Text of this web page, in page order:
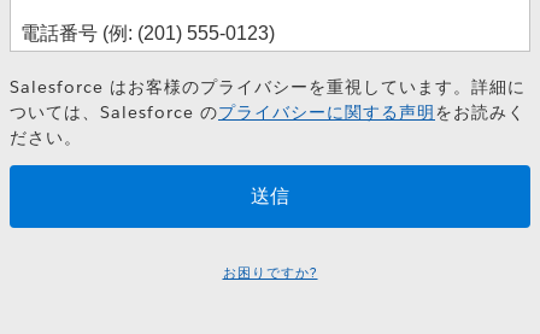
Salesforce はお客様のプライバシーを重視しています。詳細に
ついては、Salesforce のプライバシーに関する声明をお読みく
ださい。
お困りですか?